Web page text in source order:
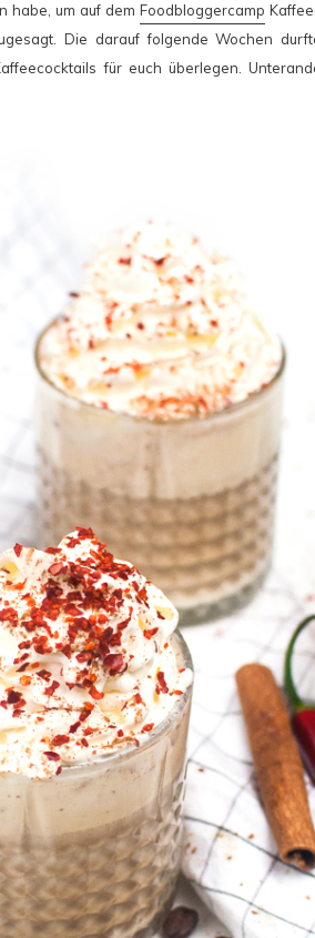
habe, um auf dem Foodbloggercamp
Die darauf folgende Wochen
für euch überlegen.